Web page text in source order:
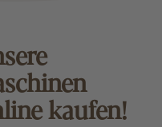
kaufen!